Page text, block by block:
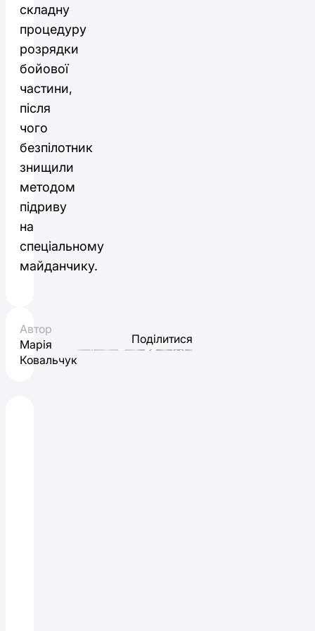
складну
процедуру
розрядки
бойової
частини,
після
чого
безпілотник
знищили
методом
підриву
на
спеціальному
майданчику.
Автор
Марія
Ковальчук
Поділитися